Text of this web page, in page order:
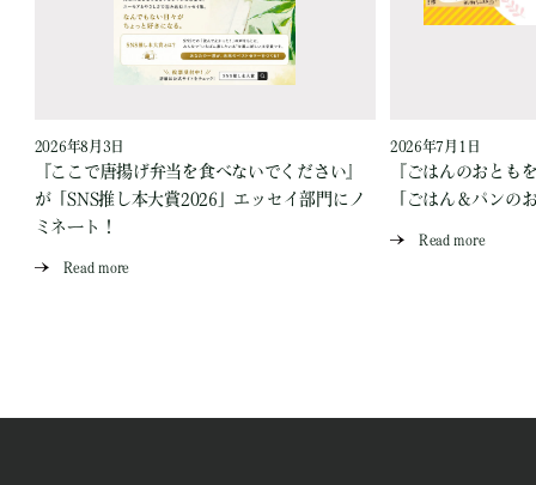
2026年8月3日
『ここで唐揚げ弁当を食べないでください』
が「SNS推し本大賞2026」エッセイ部門にノ
ミネート！
Read more
2026年7月1日
『ごはんのおとも
「ごはん＆パンの
Read more